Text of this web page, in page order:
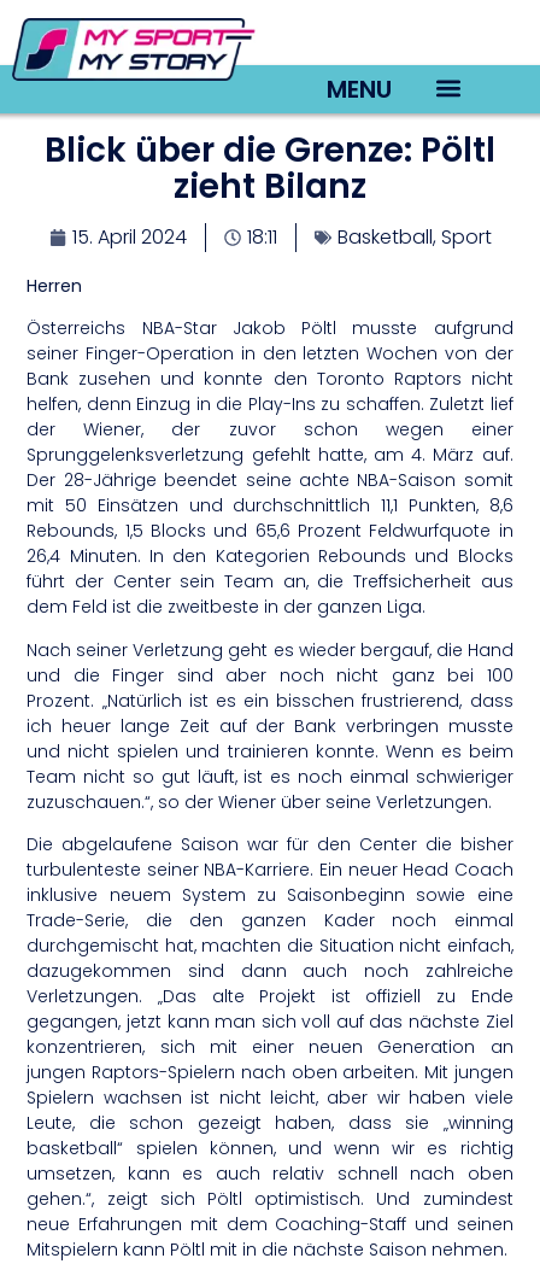
MENU
Blick über die Grenze: Pöltl
zieht Bilanz
15. April 2024 18:11 Basketball,Sport
Herren
Österreichs NBA-Star Jakob Pöltl musste aufgrund
seiner Finger-Operation in den letzten Wochen von der
Bank zusehen und konnte den Toronto Raptors nicht
helfen, denn Einzug in die Play-Ins zu schaffen. Zuletzt lief
der Wiener, der zuvor schon wegen einer
Sprunggelenksverletzung gefehlt hatte, am 4. März auf.
Der 28-Jährige beendet seine achte NBA-Saison somit
mit 50 Einsätzen und durchschnittlich 11,1 Punkten, 8,6
Rebounds, 1,5 Blocks und 65,6 Prozent Feldwurfquote in
26,4 Minuten. In den Kategorien Rebounds und Blocks
führt der Center sein Team an, die Treffsicherheit aus
dem Feld ist die zweitbeste in der ganzen Liga.
Nach seiner Verletzung geht es wieder bergauf, die Hand
und die Finger sind aber noch nicht ganz bei 100
Prozent. „Natürlich ist es ein bisschen frustrierend, dass
ich heuer lange Zeit auf der Bank verbringen musste
und nicht spielen und trainieren konnte. Wenn es beim
Team nicht so gut läuft, ist es noch einmal schwieriger
zuzuschauen.“, so der Wiener über seine Verletzungen.
Die abgelaufene Saison war für den Center die bisher
turbulenteste seiner NBA-Karriere. Ein neuer Head Coach
inklusive neuem System zu Saisonbeginn sowie eine
Trade-Serie, die den ganzen Kader noch einmal
durchgemischt hat, machten die Situation nicht einfach,
dazugekommen sind dann auch noch zahlreiche
Verletzungen. „Das alte Projekt ist offiziell zu Ende
gegangen, jetzt kann man sich voll auf das nächste Ziel
konzentrieren, sich mit einer neuen Generation an
jungen Raptors-Spielern nach oben arbeiten. Mit jungen
Spielern wachsen ist nicht leicht, aber wir haben viele
Leute, die schon gezeigt haben, dass sie „winning
basketball“ spielen können, und wenn wir es richtig
umsetzen, kann es auch relativ schnell nach oben
gehen.“, zeigt sich Pöltl optimistisch. Und zumindest
neue Erfahrungen mit dem Coaching-Staff und seinen
Mitspielern kann Pöltl mit in die nächste Saison nehmen.